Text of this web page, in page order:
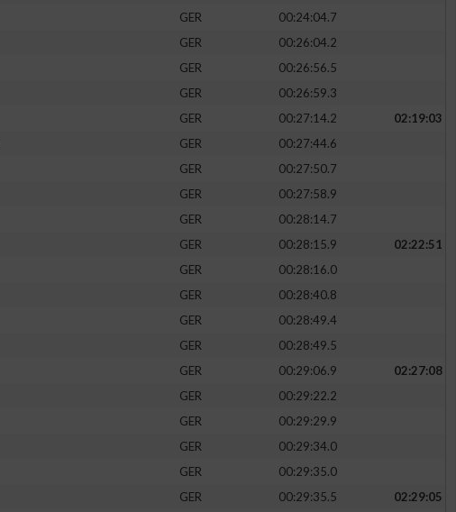
GER
00:24:04.7
GER
00:26:04.2
GER
00:26:56.5
GER
00:26:59.3
GER 00:27:14.2
02:19:03
GER
00:27:44.6
GER
00:27:50.7
GER
00:27:58.9
GER
00:28:14.7
GER 00:28:15.9
02:22:51
GER
00:28:16.0
GER
00:28:40.8
GER
00:28:49.4
GER
00:28:49.5
GER 00:29:06.9
02:27:08
GER
00:29:22.2
GER
00:29:29.9
GER
00:29:34.0
GER
00:29:35.0
GER 00:29:35.5
02:29:05